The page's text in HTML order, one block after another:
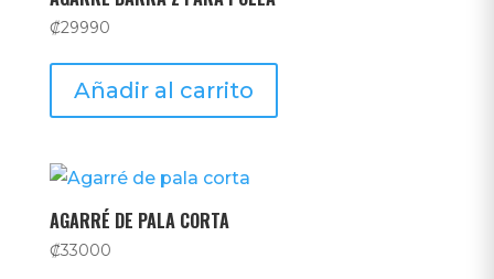
₡29990
Añadir al carrito
AGARRÉ DE PALA CORTA
₡33000